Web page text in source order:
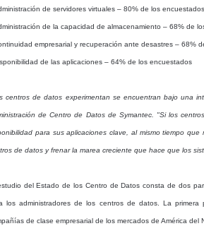
de servidores virtuales – 80% de los encuestados
de la capacidad de almacenamiento – 68% de
empresarial y recuperación ante desastres – 68%
de las aplicaciones – 64% de los encuestados
centros de datos experimentan se encuentran bajo una
de Centro de Datos de Symantec. "Si los
para sus aplicaciones clave, al mismo tiempo
de datos y frenar la marea creciente que hace que los
del Estado de los Centro de Datos consta de dos
los administradores de los centros de datos. La
de clase empresarial de los mercados de América del